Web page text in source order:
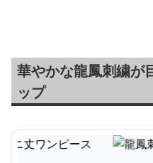
華やかな龍鳳刺繍が
ップ